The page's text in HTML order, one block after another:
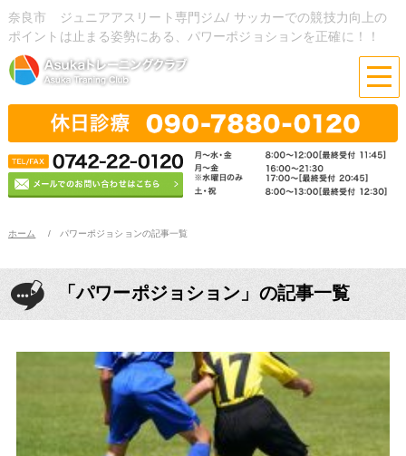
奈良市 ジュニアアスリート専門ジム/ サッカーでの競技力向上の
ポイントは止まる姿勢にある、パワーポジョションを正確に！！
ホーム パワーポジョションの記事一覧
「パワーポジョション」の記事一覧